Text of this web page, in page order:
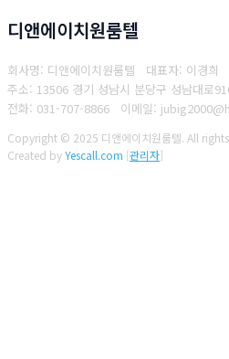
디앤에이치원룸텔
회사명: 디앤에이치원룸텔 대표자: 이경희
주소: 13506 경기 성남시 분당구 성남대로
전화: 031-707-8866
이메일:
Copyright © 2025 디앤에이치원룸텔. All
Created byYescall.com [관리자]